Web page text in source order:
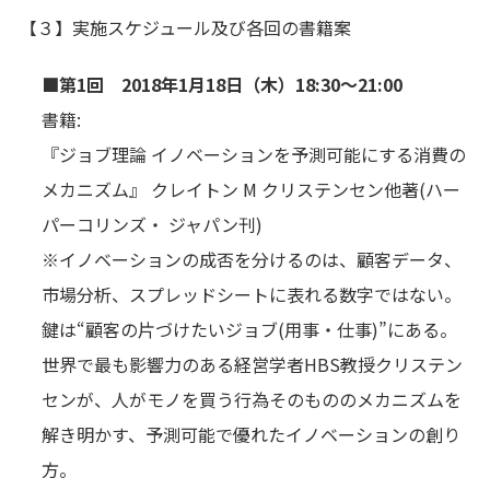
【３】実施スケジュール及び各回の書籍案
■第1回 2018年1月18日（木）18:30～21:00
書籍:
『ジョブ理論 イノベーションを予測可能にする消費の
メカニズム』 クレイトン M クリステンセン他著(ハー
パーコリンズ・ ジャパン刊)
※イノベーションの成否を分けるのは、顧客データ、
市場分析、スプレッドシートに表れる数字ではない。
鍵は“顧客の片づけたいジョブ(用事・仕事)”にある。
世界で最も影響力のある経営学者HBS教授クリステン
センが、人がモノを買う行為そのもののメカニズムを
解き明かす、予測可能で優れたイノベーションの創り
方。